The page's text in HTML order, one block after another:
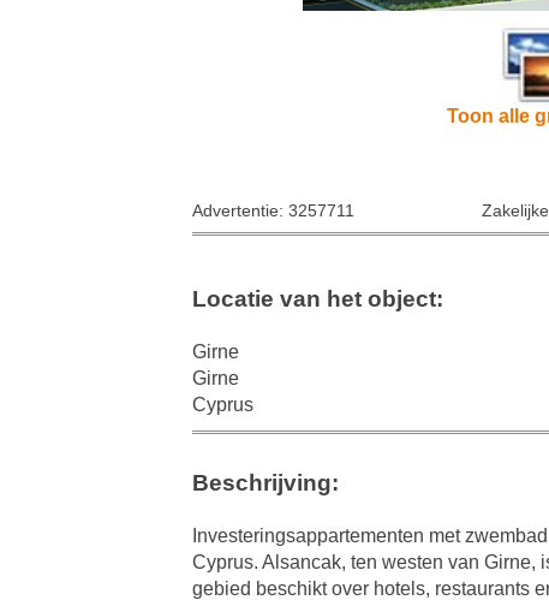
Toon alle
Advertentie: 3257711
Locatie van het object:
Girne
Girne
Cyprus
Beschrijving:
Investeringsappartementen met
Cyprus. Alsancak, ten westen van
gebied beschikt over hotels, restaurants